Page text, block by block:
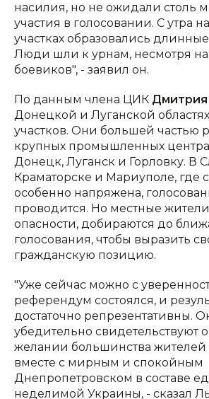
насилия, но не ожидали столь
участия в голосовании. С утра
участках образовались
Люди шли к урнам, несмотря на
боевиков", - заявил он.
По данным члена ЦИК Дмитрия
Донецкой и Луганской
участков. Они большей частью
крупных промышленных
Донецк, Луганск и Горловку. В
Краматорске и Мариуполе, где
особенно напряжена,
проводится. Но местные
опасности, добираются до
голосования, чтобы выразить
гражданскую позицию.
"Уже сейчас можно с
референдум состоялся, и
достаточно репрезентативны.
убедительно свидетельствуют
желании большинства жителей
вместе с мирным и спокойным
Днепропетровском в составе
неделимой Украины, - сказал